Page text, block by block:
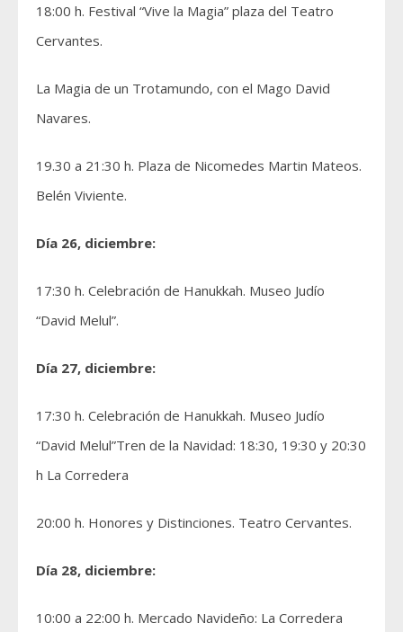
18:00 h. Festival “Vive la Magia” plaza del Teatro
Cervantes.
La Magia de un Trotamundo, con el Mago David
Navares.
19.30 a 21:30 h. Plaza de Nicomedes Martin Mateos.
Belén Viviente.
Día 26, diciembre:
17:30 h. Celebración de Hanukkah. Museo Judío
“David Melul”.
Día 27, diciembre:
17:30 h. Celebración de Hanukkah. Museo Judío
“David Melul”Tren de la Navidad: 18:30, 19:30 y 20:30
h La Corredera
20:00 h. Honores y Distinciones. Teatro Cervantes.
Día 28, diciembre:
10:00 a 22:00 h. Mercado Navideño: La Corredera